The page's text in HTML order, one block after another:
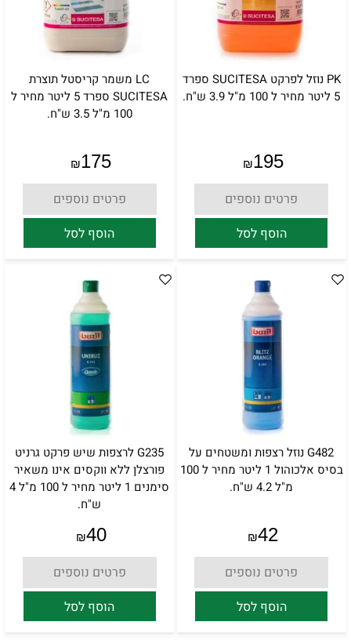
PK נוזל לפרקט SUCITESA ספרד
5 ליטר מחיר ל 100 מ"ל 3.9 ש"ח.
₪195
פרטים נוספים
הוסף לסל
LC משמר קריסטל תוצרת
SUCITESA ספרד 5 ליטר מחיר ל
100 מ"ל 3.5 ש"ח.
₪175
פרטים נוספים
הוסף לסל
G482 נוזל רצפות ומשטחים על
בסיס אלכוהול 1 ליטר מחיר ל 100
מ"ל 4.2 ש"ח.
₪42
פרטים נוספים
הוסף לסל
G235 לרצפות שיש פרקט גרניט
פורצלן ללא ווקסים אינו משאיר
סימנים 1 ליטר מחיר ל 100 מ"ל 4
ש"ח.
₪40
פרטים נוספים
הוסף לסל